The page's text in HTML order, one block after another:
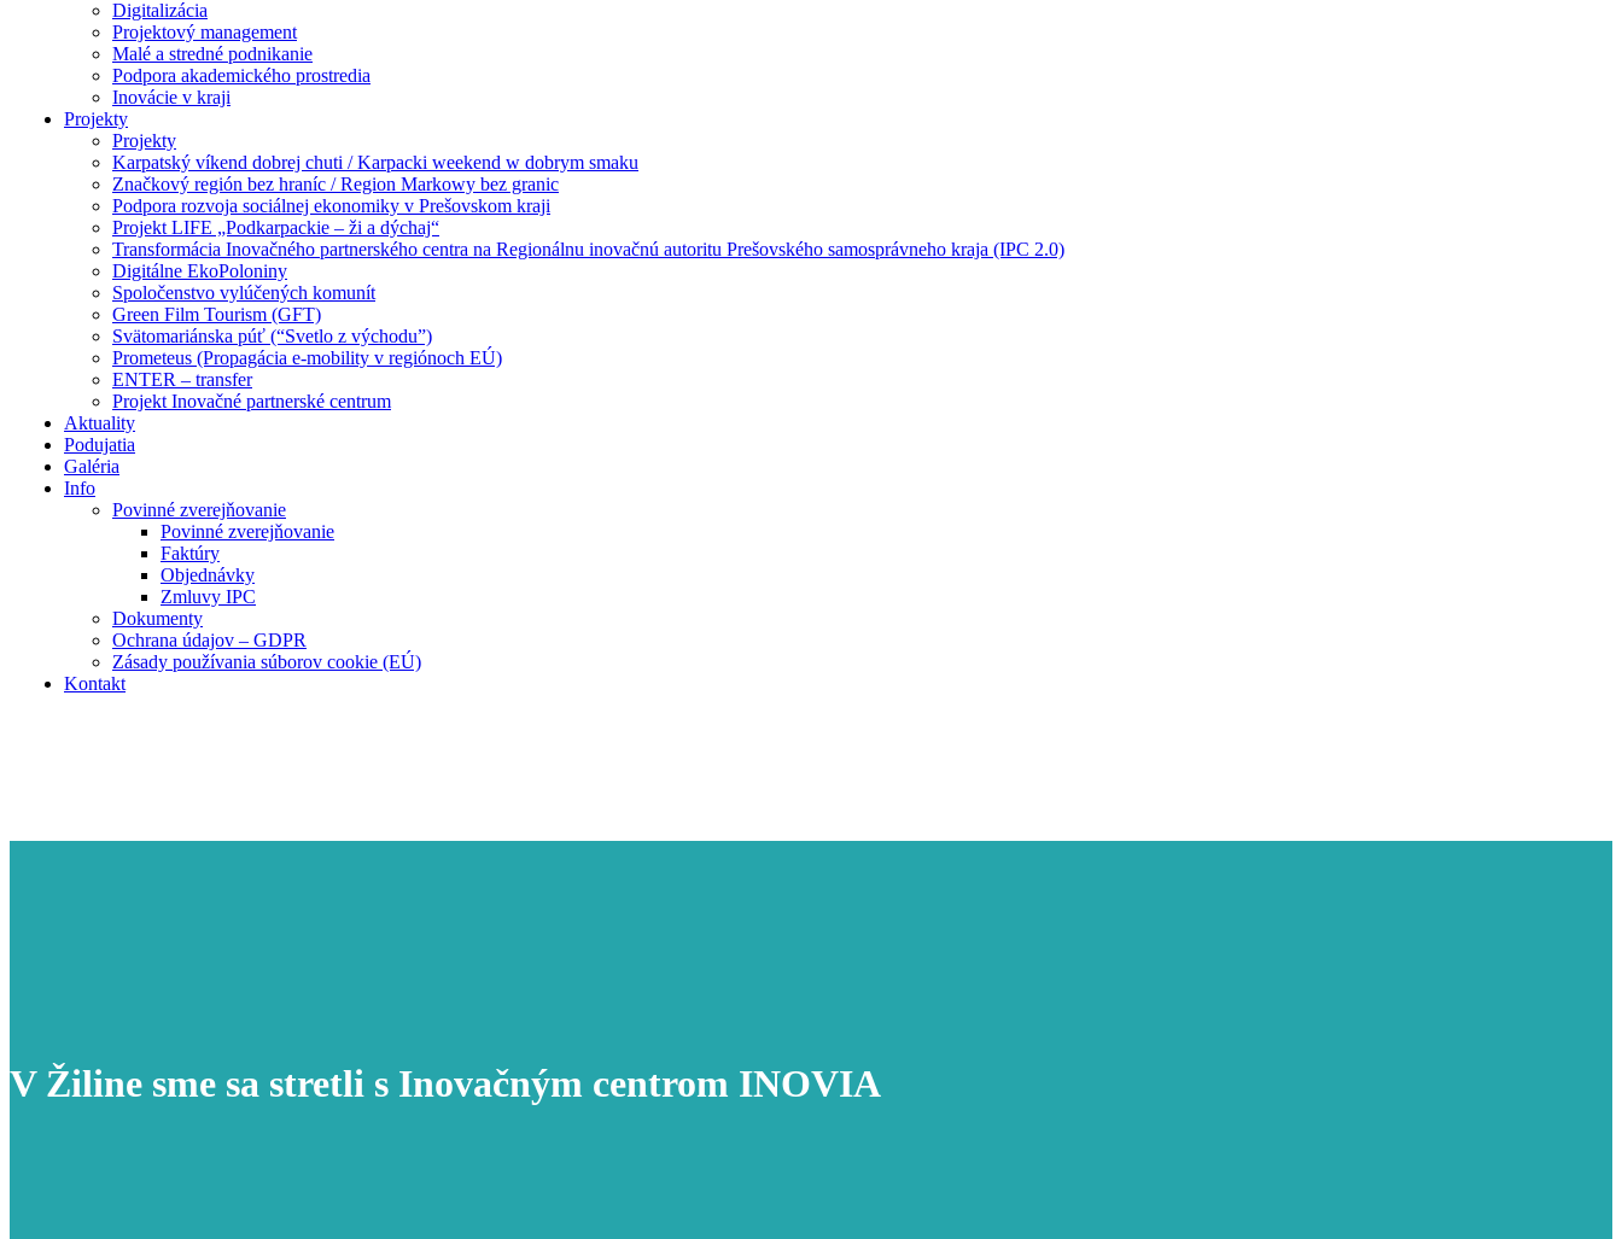
Digitalizácia
Projektový management
Malé a stredné podnikanie
Podpora akademického prostredia
Inovácie v kraji
Projekty
Projekty
Karpatský víkend dobrej chuti / Karpacki weekend w dobrym smaku
Značkový región bez hraníc / Region Markowy bez granic
Podpora rozvoja sociálnej ekonomiky v Prešovskom kraji
Projekt LIFE „Podkarpackie – ži a dýchaj“
Transformácia Inovačného partnerského centra na Regionálnu inovačnú autoritu Prešovského samosprávneho kraja (IPC 2.0)
Digitálne EkoPoloniny
Spoločenstvo vylúčených komunít
Green Film Tourism (GFT)
Svätomariánska púť (“Svetlo z východu”)
Prometeus (Propagácia e-mobility v regiónoch EÚ)
ENTER – transfer
Projekt Inovačné partnerské centrum
Aktuality
Podujatia
Galéria
Info
Povinné zverejňovanie
Povinné zverejňovanie
Faktúry
Objednávky
Zmluvy IPC
Dokumenty
Ochrana údajov – GDPR
Zásady používania súborov cookie (EÚ)
Kontakt
V Žiline sme sa stretli s Inovačným centrom INOVIA